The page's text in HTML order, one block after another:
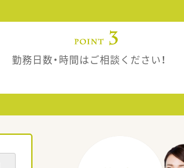
勤務日数・時間はご相談ください！